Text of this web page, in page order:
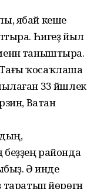
ябай кеше
Һигеҙ йыл
таныштыра.
ҡосаҡлаша
33 йәшлек
Ватан
районда
Ә инде
йөрөгән